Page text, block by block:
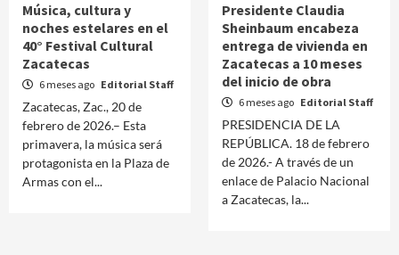
Música, cultura y
noches estelares en el
40° Festival Cultural
Zacatecas
6 meses ago Editorial Staff
Zacatecas, Zac., 20 de
febrero de 2026.– Esta
primavera, la música será
protagonista en la Plaza de
Armas con el...
Presidente Claudia
Sheinbaum encabeza
entrega de vivienda en
Zacatecas a 10 meses
del inicio de obra
6 meses ago Editorial Staff
PRESIDENCIA DE LA
REPÚBLICA. 18 de febrero
de 2026.- A través de un
enlace de Palacio Nacional
a Zacatecas, la...